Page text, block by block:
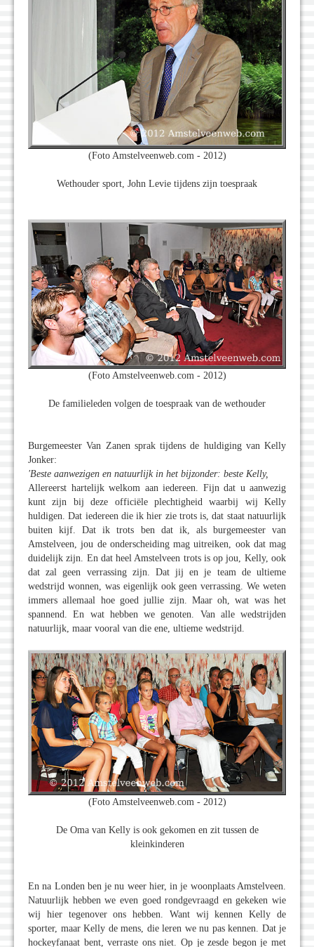
(Foto Amstelveenweb.com - 2012)
Wethouder sport, John Levie tijdens zijn toespraak
(Foto Amstelveenweb.com - 2012)
De familieleden volgen de toespraak van de wethouder
Burgemeester Van Zanen sprak tijdens de huldiging van Kelly
Jonker:
'Beste aanwezigen en natuurlijk in het bijzonder: beste Kelly,
Allereerst hartelijk welkom aan iedereen. Fijn dat u aanwezig
kunt zijn bij deze officiële plechtigheid waarbij wij Kelly
huldigen. Dat iedereen die ik hier zie trots is, dat staat natuurlijk
buiten kijf. Dat ik trots ben dat ik, als burgemeester van
Amstelveen, jou de onderscheiding mag uitreiken, ook dat mag
duidelijk zijn. En dat heel Amstelveen trots is op jou, Kelly, ook
dat zal geen verrassing zijn. Dat jij en je team de ultieme
wedstrijd wonnen, was eigenlijk ook geen verrassing. We weten
immers allemaal hoe goed jullie zijn. Maar oh, wat was het
spannend. En wat hebben we genoten. Van alle wedstrijden
natuurlijk, maar vooral van die ene, ultieme wedstrijd.
(Foto Amstelveenweb.com - 2012)
De Oma van Kelly is ook gekomen en zit tussen de
kleinkinderen
En na Londen ben je nu weer hier, in je woonplaats Amstelveen.
Natuurlijk hebben we even goed rondgevraagd en gekeken wie
wij hier tegenover ons hebben. Want wij kennen Kelly de
sporter, maar Kelly de mens, die leren we nu pas kennen. Dat je
hockeyfanaat bent, verraste ons niet. Op je zesde begon je met